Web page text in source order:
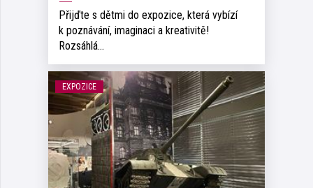
Přijďte s dětmi do expozice, která vybízí
k poznávání, imaginaci a kreativitě!
Rozsáhlá…
EXPOZICE